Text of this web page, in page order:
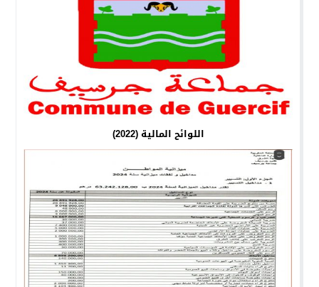
اللوائح المالية (2022)